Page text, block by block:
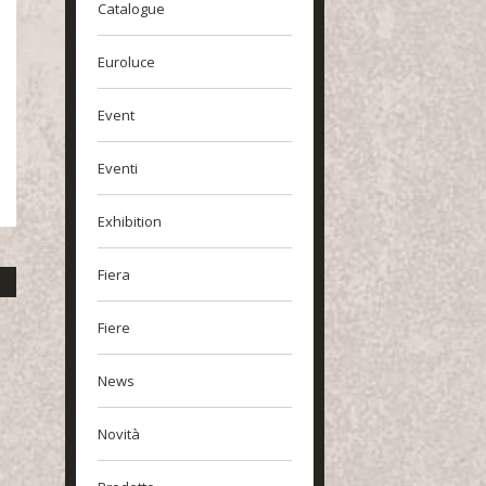
Catalogue
Euroluce
Event
Eventi
Exhibition
Fiera
Fiere
News
Novità